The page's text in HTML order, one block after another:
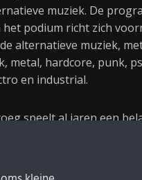
muziek. De
het podium richt zich
alternatieve muziek,
metal, hardcore, punk,
en industrial.
speelt al jaren een